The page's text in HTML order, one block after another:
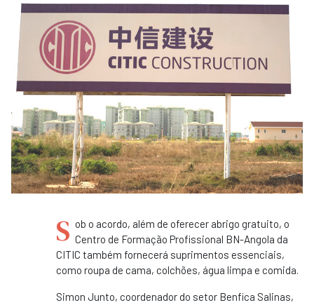
S ob o acordo, além de oferecer abrigo gratuito, o
Centro de Formação Profissional BN-Angola da
CITIC também fornecerá suprimentos essenciais,
como roupa de cama, colchões, água limpa e comida.
Simon Junto, coordenador do setor Benfica Salinas,